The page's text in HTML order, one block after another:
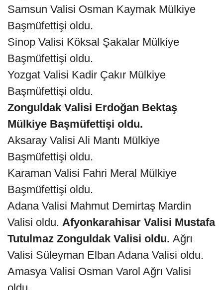
Samsun Valisi Osman Kaymak Mülkiye
Başmüfettişi oldu.
Sinop Valisi Köksal Şakalar Mülkiye
Başmüfettişi oldu.
Yozgat Valisi Kadir Çakır Mülkiye
Başmüfettişi oldu.
Zonguldak Valisi Erdoğan Bektaş
Mülkiye Başmüfettişi oldu.
Aksaray Valisi Ali Mantı Mülkiye
Başmüfettişi oldu.
Karaman Valisi Fahri Meral Mülkiye
Başmüfettişi oldu.
Adana Valisi Mahmut Demirtaş Mardin
Valisi oldu. Afyonkarahisar Valisi Mustafa
Tutulmaz Zonguldak Valisi oldu. Ağrı
Valisi Süleyman Elban Adana Valisi oldu.
Amasya Valisi Osman Varol Ağrı Valisi